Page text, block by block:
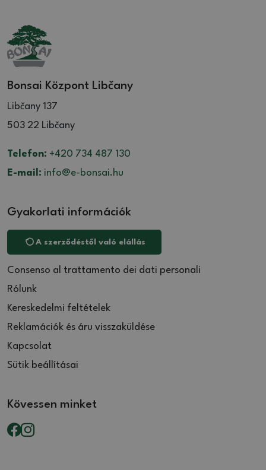
Bonsai Központ Libčany
Libčany 137
503 22 Libčany
Telefon: +420 734 487 130
E-mail: info@e-bonsai.hu
Gyakorlati információk
A szerződéstől való elállás
Consenso al trattamento dei dati personali
Rólunk
Kereskedelmi feltételek
Reklamációk és áru visszaküldése
Kapcsolat
Sütik beállításai
Kövessen minket